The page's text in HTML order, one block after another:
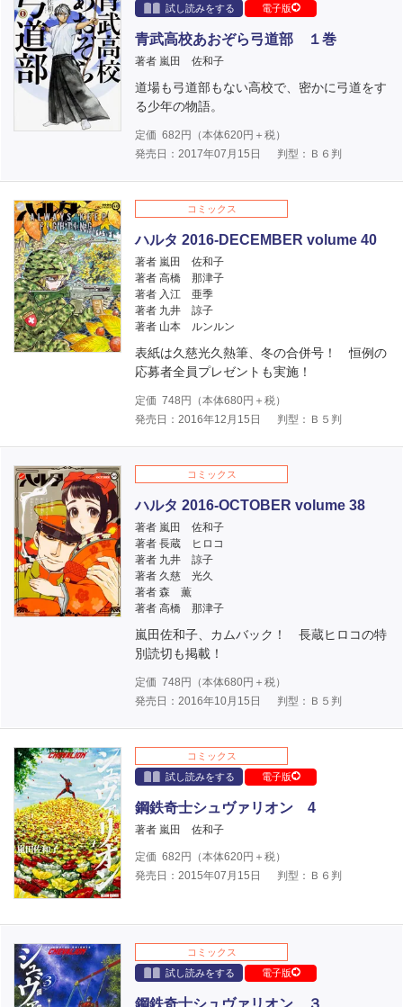
試し読みをする 電子版
青武高校あおぞら弓道部 １巻
著者 嵐田 佐和子
道場も弓道部もない高校で、密かに弓道をす
る少年の物語。
定価 682 円（本体620円＋税）
発売日：2017年07月15日
判型：Ｂ６判
コミックス
ハルタ 2016-DECEMBER volume 40
著者 嵐田 佐和子
著者 高橋 那津子
著者 入江 亜季
著者 九井 諒子
著者 山本 ルンルン
表紙は久慈光久熱筆、冬の合併号！ 恒例の
応募者全員プレゼントも実施！
定価 748 円（本体680円＋税）
発売日：2016年12月15日
判型：Ｂ５判
コミックス
ハルタ 2016-OCTOBER volume 38
著者 嵐田 佐和子
著者 長蔵 ヒロコ
著者 九井 諒子
著者 久慈 光久
著者 森 薫
著者 高橋 那津子
嵐田佐和子、カムバック！ 長蔵ヒロコの特
別読切も掲載！
定価 748 円（本体680円＋税）
発売日：2016年10月15日
判型：Ｂ５判
コミックス
試し読みをする
電子版
鋼鉄奇士シュヴァリオン 4
著者 嵐田 佐和子
定価 682 円（本体620円＋税）
発売日：2015年07月15日
判型：Ｂ６判
コミックス
試し読みをする
電子版
鋼鉄奇士シュヴァリオン ３